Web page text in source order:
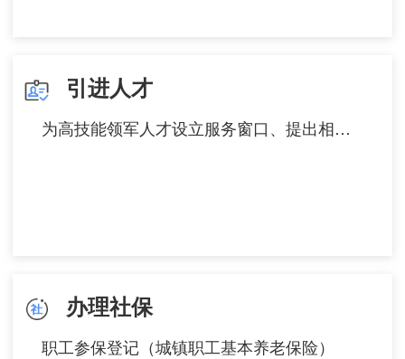
引进人才
为高技能领军人才设立服务窗口、提出相关服务申请
办理社保
职工参保登记（城镇职工基本养老保险）